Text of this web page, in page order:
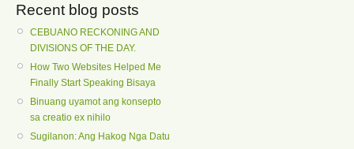
Recent blog posts
CEBUANO RECKONING AND
DIVISIONS OF THE DAY.
How Two Websites Helped Me
Finally Start Speaking Bisaya
Binuang uyamot ang konsepto
sa creatio ex nihilo
Sugilanon: Ang Hakog Nga Datu